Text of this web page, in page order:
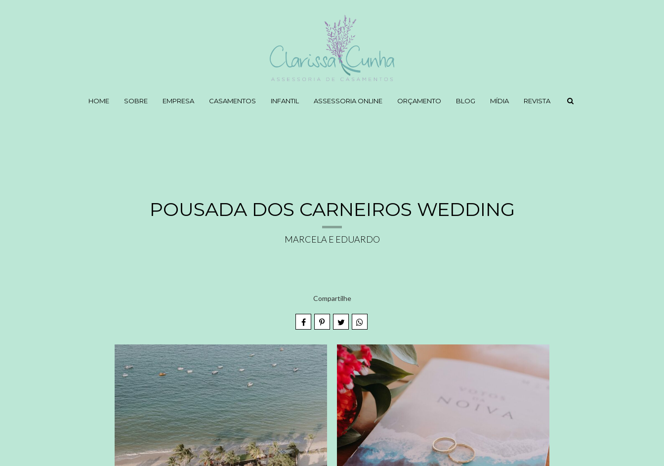
HOME SOBRE EMPRESA CASAMENTOS INFANTIL ASSESSORIA ONLINE ORÇAMENTO BLOG MÍDIA REVISTA
POUSADA DOS CARNEIROS WEDDING
MARCELA E EDUARDO
Compartilhe